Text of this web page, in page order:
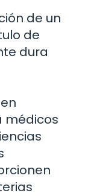
de un
de
dura
médicos